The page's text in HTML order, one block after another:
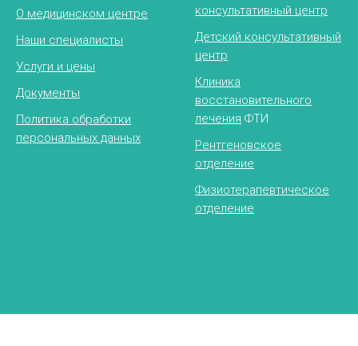
О медицинском центре
Наши специалисты
Услуги и цены
Документы
Политика обработки
персональных данных
консультативный центр
Детский консультативный
центр
Клиника
восстановительного
лечения ФТИ
Рентгеновское
отделение
Физиотерапевтическое
отделение